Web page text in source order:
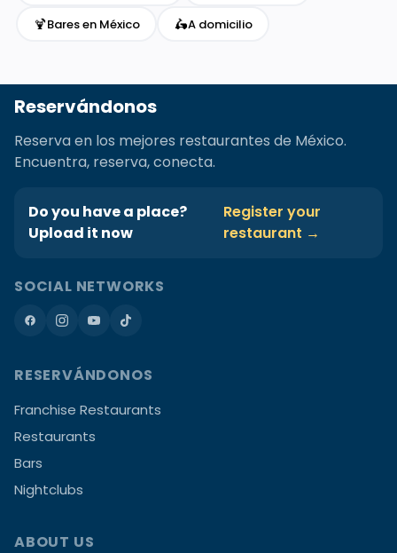
🍹Bares en México 🛵A domicilio
Reservándonos
Reserva en los mejores restaurantes de México.
Encuentra, reserva, conecta.
Do you have a place?
Upload it now
Register your
restaurant →
SOCIAL NETWORKS
RESERVÁNDONOS
Franchise Restaurants
Restaurants
Bars
Nightclubs
ABOUT US